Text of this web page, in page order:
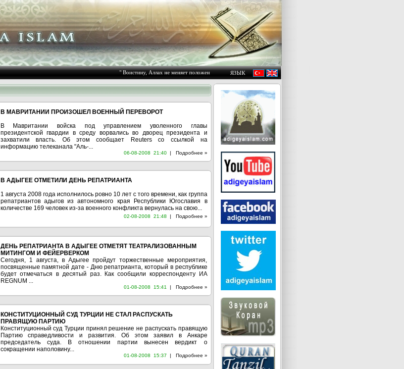
" Воистину, Аллах не меняет положения людей, пока они не изменят самих себя " «Гром:11»
ЯЗЫК
В МАВРИТАНИИ ПРОИЗОШЕЛ ВОЕННЫЙ ПЕРЕВОРОТ
В Мавритании войска под управлением уволенного главы
президентской гвардии в среду ворвались во дворец президента и
захватили власть. Об этом сообщает Reuters со ссылкой на
информацию телеканала "Аль-...
06-08-2008 21:40| Подробнее »
В АДЫГЕЕ ОТМЕТИЛИ ДЕНЬ РЕПАТРИАНТА
1 августа 2008 года исполнилось ровно 10 лет с того времени, как группа
репатриантов адыгов из автономного края Республики Югославия в
количестве 169 человек из-за военного конфликта вернулась на свою...
02-08-2008 21:48 | Подробнее »
ДЕНЬ РЕПАТРИАНТА В АДЫГЕЕ ОТМЕТЯТ ТЕАТРАЛИЗОВАННЫМ
МИТИНГОМ И ФЕЙЕРВЕРКОМ
Сегодня, 1 августа, в Адыгее пройдут торжественные мероприятия,
посвященные памятной дате - Дню репатрианта, который в республике
будет отмечаться в десятый раз. Как сообщили корреспонденту ИА
REGNUM ...
01-08-2008 15:41 | Подробнее »
КОНСТИТУЦИОННЫЙ СУД ТУРЦИИ НЕ СТАЛ РАСПУСКАТЬ
ПРАВЯЩУЮ ПАРТИЮ
Конституционный суд Турции принял решение не распускать правящую
Партию справедливости и развития. Об этом заявил в Анкаре
председатель суда. В отношении партии вынесен вердикт о
сокращении наполовину...
01-08-2008 15:37 | Подробнее »